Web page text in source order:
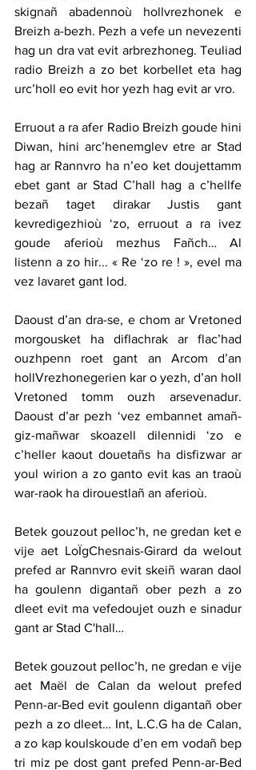
skignañ abadennoù hollvrezhonek e
Breizh a-bezh. Pezh a vefe un nevezenti
hag un dra vat evit arbrezhoneg. Teuliad
radio Breizh a zo bet korbellet eta hag
urc’holl eo evit hor yezh hag evit ar vro.
Erruout a ra afer Radio Breizh goude hini
Diwan, hini arc’henemglev etre ar Stad
hag ar Rannvro ha n’eo ket doujettamm
ebet gant ar Stad C’hall hag a c’hellfe
bezañ taget dirakar Justis gant
kevredigezhioù ‘zo, erruout a ra ivez
goude aferioù mezhus Fañch… Al
listenn a zo hir... « Re ‘zo re ! », evel ma
vez lavaret gant lod.
Daoust d’an dra-se, e chom ar Vretoned
morgousket ha diflachrak ar flac’had
ouzhpenn roet gant an Arcom d’an
hollVrezhonegerien kar o yezh, d’an holl
Vretoned tomm ouzh arsevenadur.
Daoust d’ar pezh ‘vez embannet amañ-
giz-mañwar skoazell dilennidi ‘zo e
c’heller kaout douetañs ha disfizwar ar
youl wirion a zo ganto evit kas an traoù
war-raok ha dirouestlañ an aferioù.
Betek gouzout pelloc’h, ne gredan ket e
vije aet LoÏgChesnais-Girard da welout
prefed ar Rannvro evit skeiñ waran daol
ha goulenn digantañ ober pezh a zo
dleet evit ma vefedoujet ouzh e sinadur
gant ar Stad C'hall…
Betek gouzout pelloc’h, ne gredan e vije
aet Maël de Calan da welout prefed
Penn-ar-Bed evit goulenn digantañ ober
pezh a zo dleet… Int, L.C.G ha de Calan,
a zo kap koulskoude d’en em vodañ bep
tri miz pe dost gant prefed Penn-ar-Bed